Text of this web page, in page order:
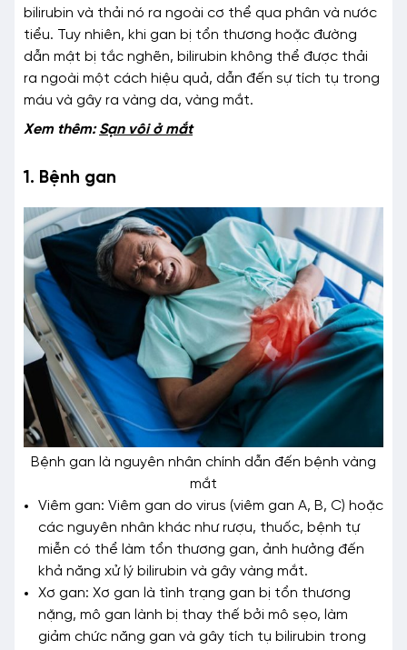
bilirubin và thải nó ra ngoài cơ thể qua phân và nước
tiểu. Tuy nhiên, khi gan bị tổn thương hoặc đường
dẫn mật bị tắc nghẽn, bilirubin không thể được thải
ra ngoài một cách hiệu quả, dẫn đến sự tích tụ trong
máu và gây ra vàng da, vàng mắt.
Xem thêm:Sạn vôi ở mắt
1. Bệnh gan
Bệnh gan là nguyên nhân chính dẫn đến bệnh vàng
mắt
Viêm gan: Viêm gan do virus (viêm gan A, B, C) hoặc
các nguyên nhân khác như rượu, thuốc, bệnh tự
miễn có thể làm tổn thương gan, ảnh hưởng đến
khả năng xử lý bilirubin và gây vàng mắt.
Xơ gan: Xơ gan là tình trạng gan bị tổn thương
nặng, mô gan lành bị thay thế bởi mô sẹo, làm
giảm chức năng gan và gây tích tụ bilirubin trong